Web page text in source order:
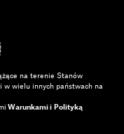
na terenie Stanów
wielu innych państwach na
Warunkami i Polityką